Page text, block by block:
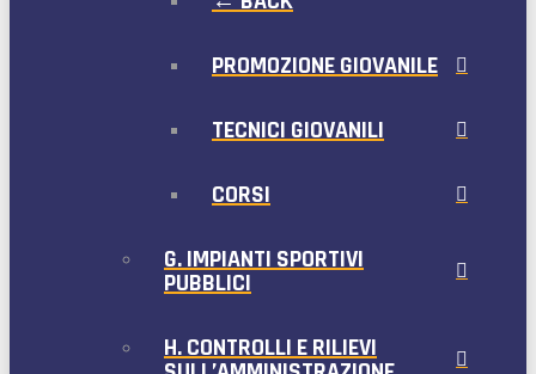
PROMOZIONE GIOVANILE
TECNICI GIOVANILI
CORSI
G. IMPIANTI SPORTIVI
PUBBLICI
H. CONTROLLI E RILIEVI